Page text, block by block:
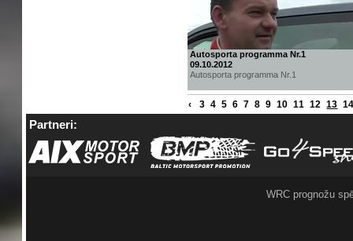
Autosporta programma Nr.1
09.10.2012
Autosporta programma Nr.1
‹ 3 4 5 6 7 8 9 10 11 12 13
Partneri:
WRC prognožu